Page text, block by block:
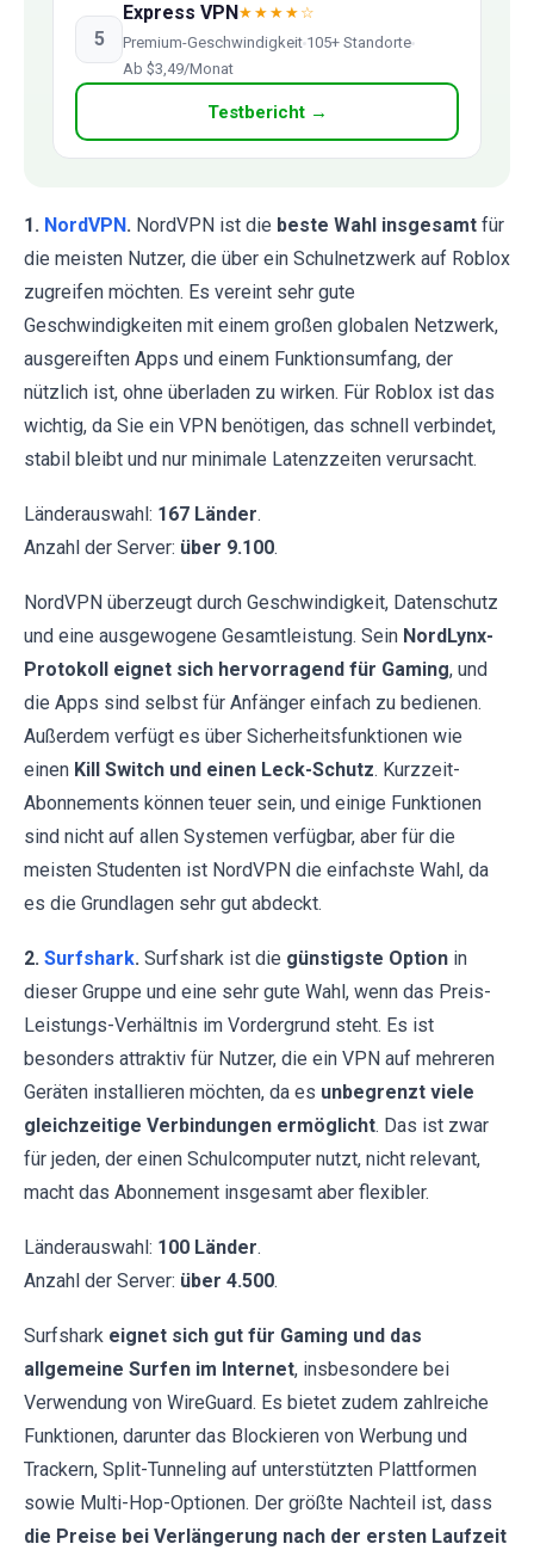
5
Express VPN★★★★☆
Premium-Geschwindigkeit 105+ Standorte
Ab $3,49/Monat
Testbericht →
1. NordVPN. NordVPN ist die beste Wahl insgesamt für
die meisten Nutzer, die über ein Schulnetzwerk auf Roblox
zugreifen möchten. Es vereint sehr gute
Geschwindigkeiten mit einem großen globalen Netzwerk,
ausgereiften Apps und einem Funktionsumfang, der
nützlich ist, ohne überladen zu wirken. Für Roblox ist das
wichtig, da Sie ein VPN benötigen, das schnell verbindet,
stabil bleibt und nur minimale Latenzzeiten verursacht.
Länderauswahl: 167 Länder.
Anzahl der Server: über 9.100.
NordVPN überzeugt durch Geschwindigkeit, Datenschutz
und eine ausgewogene Gesamtleistung. Sein NordLynx-
Protokoll eignet sich hervorragend für Gaming, und
die Apps sind selbst für Anfänger einfach zu bedienen.
Außerdem verfügt es über Sicherheitsfunktionen wie
einen Kill Switch und einen Leck-Schutz. Kurzzeit-
Abonnements können teuer sein, und einige Funktionen
sind nicht auf allen Systemen verfügbar, aber für die
meisten Studenten ist NordVPN die einfachste Wahl, da
es die Grundlagen sehr gut abdeckt.
2. Surfshark. Surfshark ist die günstigste Option in
dieser Gruppe und eine sehr gute Wahl, wenn das Preis-
Leistungs-Verhältnis im Vordergrund steht. Es ist
besonders attraktiv für Nutzer, die ein VPN auf mehreren
Geräten installieren möchten, da es unbegrenzt viele
gleichzeitige Verbindungen ermöglicht. Das ist zwar
für jeden, der einen Schulcomputer nutzt, nicht relevant,
macht das Abonnement insgesamt aber flexibler.
Länderauswahl: 100 Länder.
Anzahl der Server: über 4.500.
Surfshark eignet sich gut für Gaming und das
allgemeine Surfen im Internet, insbesondere bei
Verwendung von WireGuard. Es bietet zudem zahlreiche
Funktionen, darunter das Blockieren von Werbung und
Trackern, Split-Tunneling auf unterstützten Plattformen
sowie Multi-Hop-Optionen. Der größte Nachteil ist, dass
die Preise bei Verlängerung nach der ersten Laufzeit